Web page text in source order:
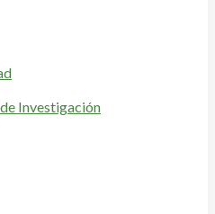
Investigación